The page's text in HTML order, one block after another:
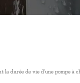
la durée de vie d’une pompe à